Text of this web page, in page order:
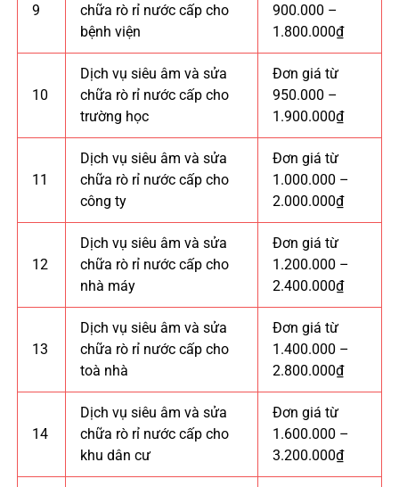
9
chữa rò rỉ nước cấp cho
bệnh viện
900.000 –
1.800.000₫
10
Dịch vụ siêu âm và sửa
chữa rò rỉ nước cấp cho
trường học
Đơn giá từ
950.000 –
1.900.000₫
11
Dịch vụ siêu âm và sửa
chữa rò rỉ nước cấp cho
công ty
Đơn giá từ
1.000.000 –
2.000.000₫
12
Dịch vụ siêu âm và sửa
chữa rò rỉ nước cấp cho
nhà máy
Đơn giá từ
1.200.000 –
2.400.000₫
13
Dịch vụ siêu âm và sửa
chữa rò rỉ nước cấp cho
toà nhà
Đơn giá từ
1.400.000 –
2.800.000₫
14
Dịch vụ siêu âm và sửa
chữa rò rỉ nước cấp cho
khu dân cư
Đơn giá từ
1.600.000 –
3.200.000₫